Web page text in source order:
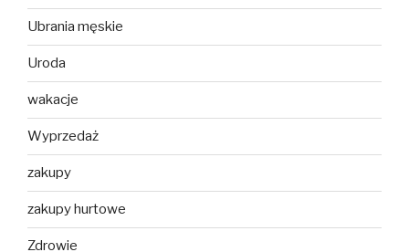
Ubrania męskie
Uroda
wakacje
Wyprzedaż
zakupy
zakupy hurtowe
Zdrowie